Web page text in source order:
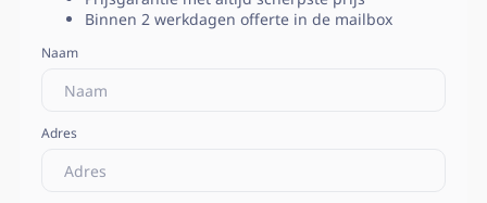
Binnen 2 werkdagen offerte in de mailbox
Naam
Adres